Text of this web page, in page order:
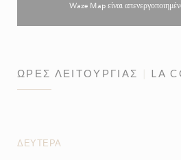
Waze Map είναι
ΏΡΕΣ ΛΕΙΤΟΥΡΓΊΑΣ LA
ΔΕΥΤΈΡΑ